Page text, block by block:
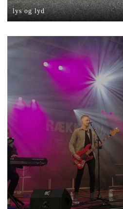
lys og lyd